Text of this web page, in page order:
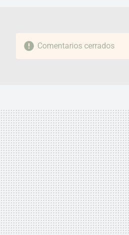
Comentarios cerrados